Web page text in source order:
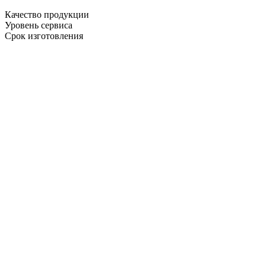
Качество продукции
Уровень сервиса
Срок изготовления